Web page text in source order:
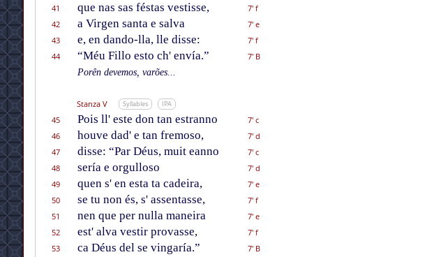
41
que nas sas féstas vestisse,
7' f
42
a Virgen santa e salva
7' e
43
e, en dando-lla, lle disse:
7' f
44
“Méu Fillo esto ch' envía.”
7' B
Porên devemos, varões...
Stanza V Syllables IPA
45 Pois ll' este don tan estranno
7' c
46
houve dad' e tan fremoso,
7' d
47
disse: “Par Déus, muit eanno
7' c
48
sería e orgulloso
7' d
49
quen s' en esta ta cadeira,
7' e
50
se tu non és, s' assentasse,
7' f
51
nen que per nulla maneira
7' e
52
est' alva vestir provasse,
7' f
53
ca Déus del se vingaría.”
7' B